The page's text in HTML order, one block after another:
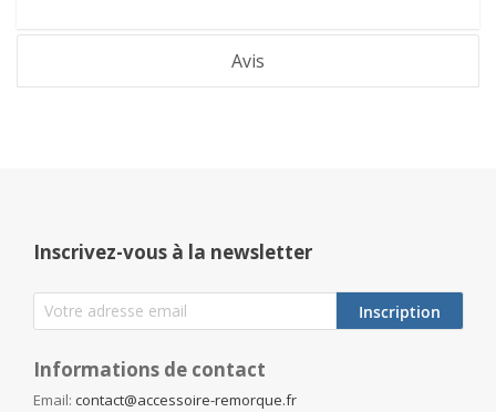
Avis
Inscrivez-vous à la newsletter
Inscription
Informations de contact
Email: contact@accessoire-remorque.fr